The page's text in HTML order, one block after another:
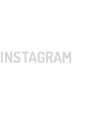
INSTAGRAM